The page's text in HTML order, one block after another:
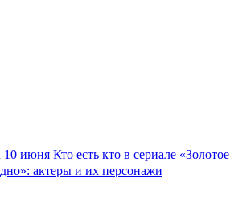
10 июня Кто есть кто в сериале «Золотое
дно»: актеры и их персонажи